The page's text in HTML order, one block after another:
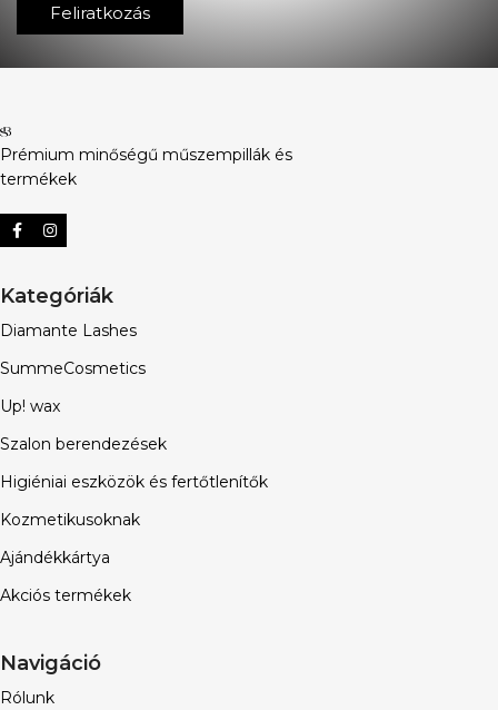
Feliratkozás
Prémium minőségű műszempillák és
termékek
Kategóriák
Diamante Lashes
SummeCosmetics
Up! wax
Szalon berendezések
Higiéniai eszközök és fertőtlenítők
Kozmetikusoknak
Ajándékkártya
Akciós termékek
Navigáció
Rólunk